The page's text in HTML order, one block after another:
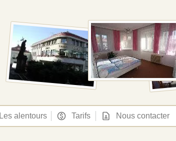
Les alentours Tarifs Nous contacter